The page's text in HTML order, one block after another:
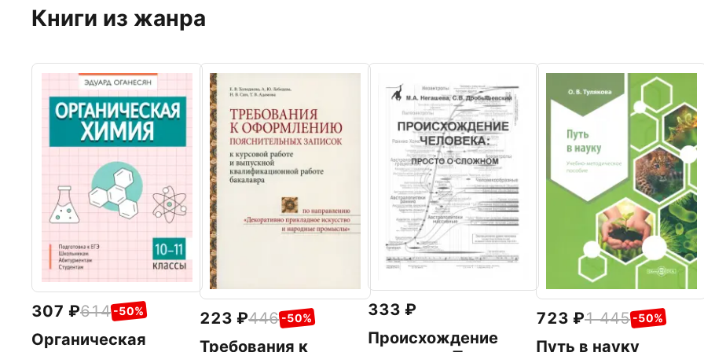
Книги из жанра
307 614 -50%
Органическая
223 446 -50%
Требования к
333
Происхождение
723 1 445 -50%
Путь в науку